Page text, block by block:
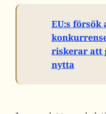
EU:s försök
riskerar att
nytta